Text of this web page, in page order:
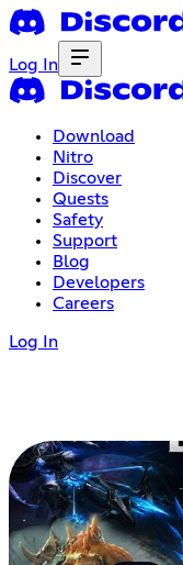
Log In
Download
Nitro
Discover
Quests
Safety
Support
Blog
Developers
Careers
Log In